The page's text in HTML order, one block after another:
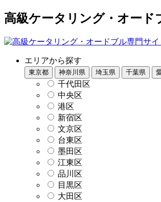
高級ケータリング・オード
エリアから探す
東京都 神奈川県 埼玉県 千葉県
千代田区
中央区
港区
新宿区
文京区
台東区
墨田区
江東区
品川区
目黒区
大田区